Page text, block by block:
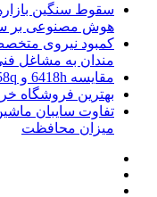
سقوط سنگین
هوش مصنوعی بر
کمبود نیروی
‌مندان به مشاغل
مقایسه 6418h و 6558q در سرور اینتل
بهترین فروشگاه
تفاوت سایبان
میزان محافظت